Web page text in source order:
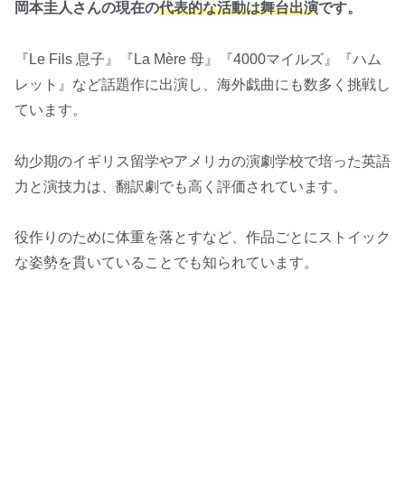
岡本圭人さんの現在の代表的な活動は舞台出演です。
『Le Fils 息子』『La Mère 母』『4000マイルズ』『ハム
レット』など話題作に出演し、海外戯曲にも数多く挑戦し
ています。
幼少期のイギリス留学やアメリカの演劇学校で培った英語
力と演技力は、翻訳劇でも高く評価されています。
役作りのために体重を落とすなど、作品ごとにストイック
な姿勢を貫いていることでも知られています。